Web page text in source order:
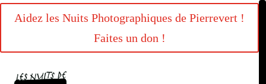
Aidez les Nuits Photographiques de Pierrevert !
Faites un don !